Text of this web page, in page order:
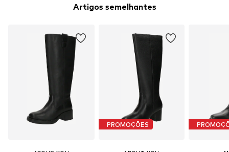
Artigos semelhantes
PROMOÇÕES